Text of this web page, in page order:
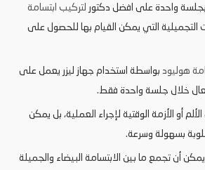
واحدة على افضل دكتور لتركيب ابتسامة
التجميلية التي يمكن القيام بها للحصول على
هوليود بواسطة استخدام جهاز ليزر يعمل على
خلال جلسة واحدة فقط.
أو الأزمة الوقتية لإجراء العملية، بل يمكن
بسهولة وسرعة.
أن تجمع ما بين الابتسامة البيضاء والجميلة